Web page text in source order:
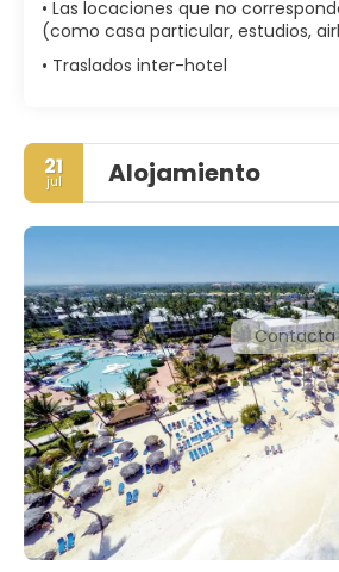
• Las locaciones que no
(como casa particular, estudios,
• Traslados inter-hotel
21
jul Alojamiento
Contacta